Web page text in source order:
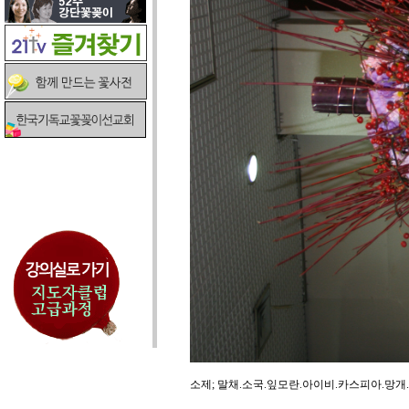
소제; 말채.소국.잎모란.아이비.카스피아.망개